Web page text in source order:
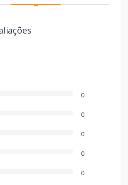
0
0
0
0
0